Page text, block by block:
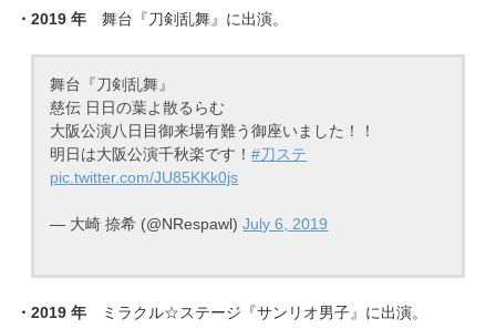
・2019 年 舞台『刀剣乱舞』に出演。
舞台『刀剣乱舞』
慈伝 日日の葉よ散るらむ
大阪公演八日目御来場有難う御座いました！！
明日は大阪公演千秋楽です！#刀ステ
pic.twitter.com/JU85KKk0js
— 大崎 捺希 (@NRespawl)July 6, 2019
・2019 年 ミラクル☆ステージ『サンリオ男子』に出演。